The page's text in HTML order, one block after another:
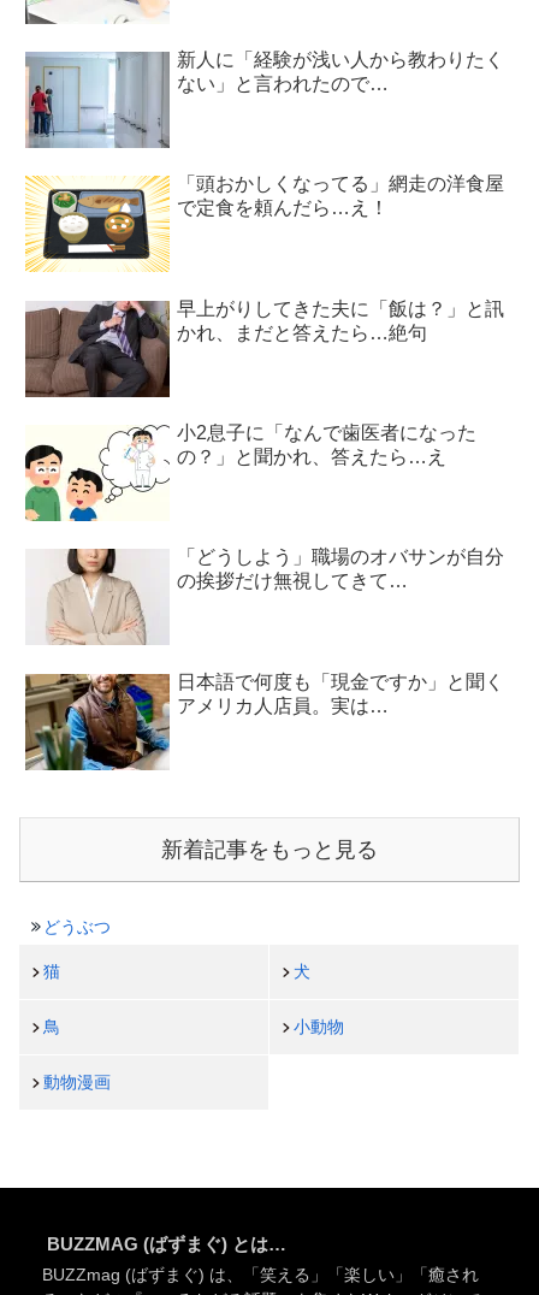
新人に「経験が浅い人から教わりたく
ない」と言われたので…
「頭おかしくなってる」網走の洋食屋
で定食を頼んだら…え！
早上がりしてきた夫に「飯は？」と訊
かれ、まだと答えたら…絶句
小2息子に「なんで歯医者になった
の？」と聞かれ、答えたら…え
「どうしよう」職場のオバサンが自分
の挨拶だけ無視してきて…
日本語で何度も「現金ですか」と聞く
アメリカ人店員。実は…
新着記事をもっと見る
どうぶつ
猫 犬
鳥 小動物
動物漫画
BUZZMAG (ばずまぐ) とは…
BUZZmag (ばずまぐ) は、「笑える」「楽しい」「癒され